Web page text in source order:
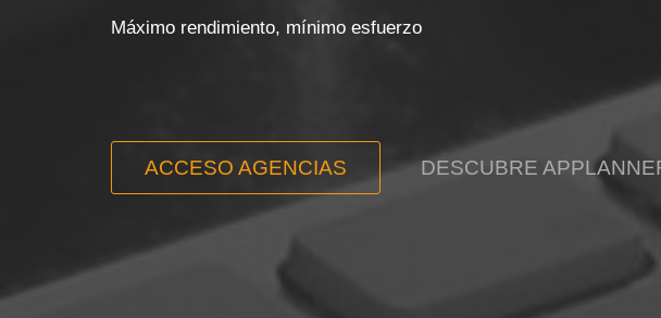
Máximo rendimiento, mínimo esfuerzo
ACCESO AGENCIAS DESCUBRE